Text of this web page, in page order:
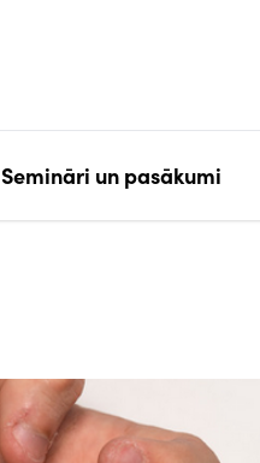
Semināri un pasākumi